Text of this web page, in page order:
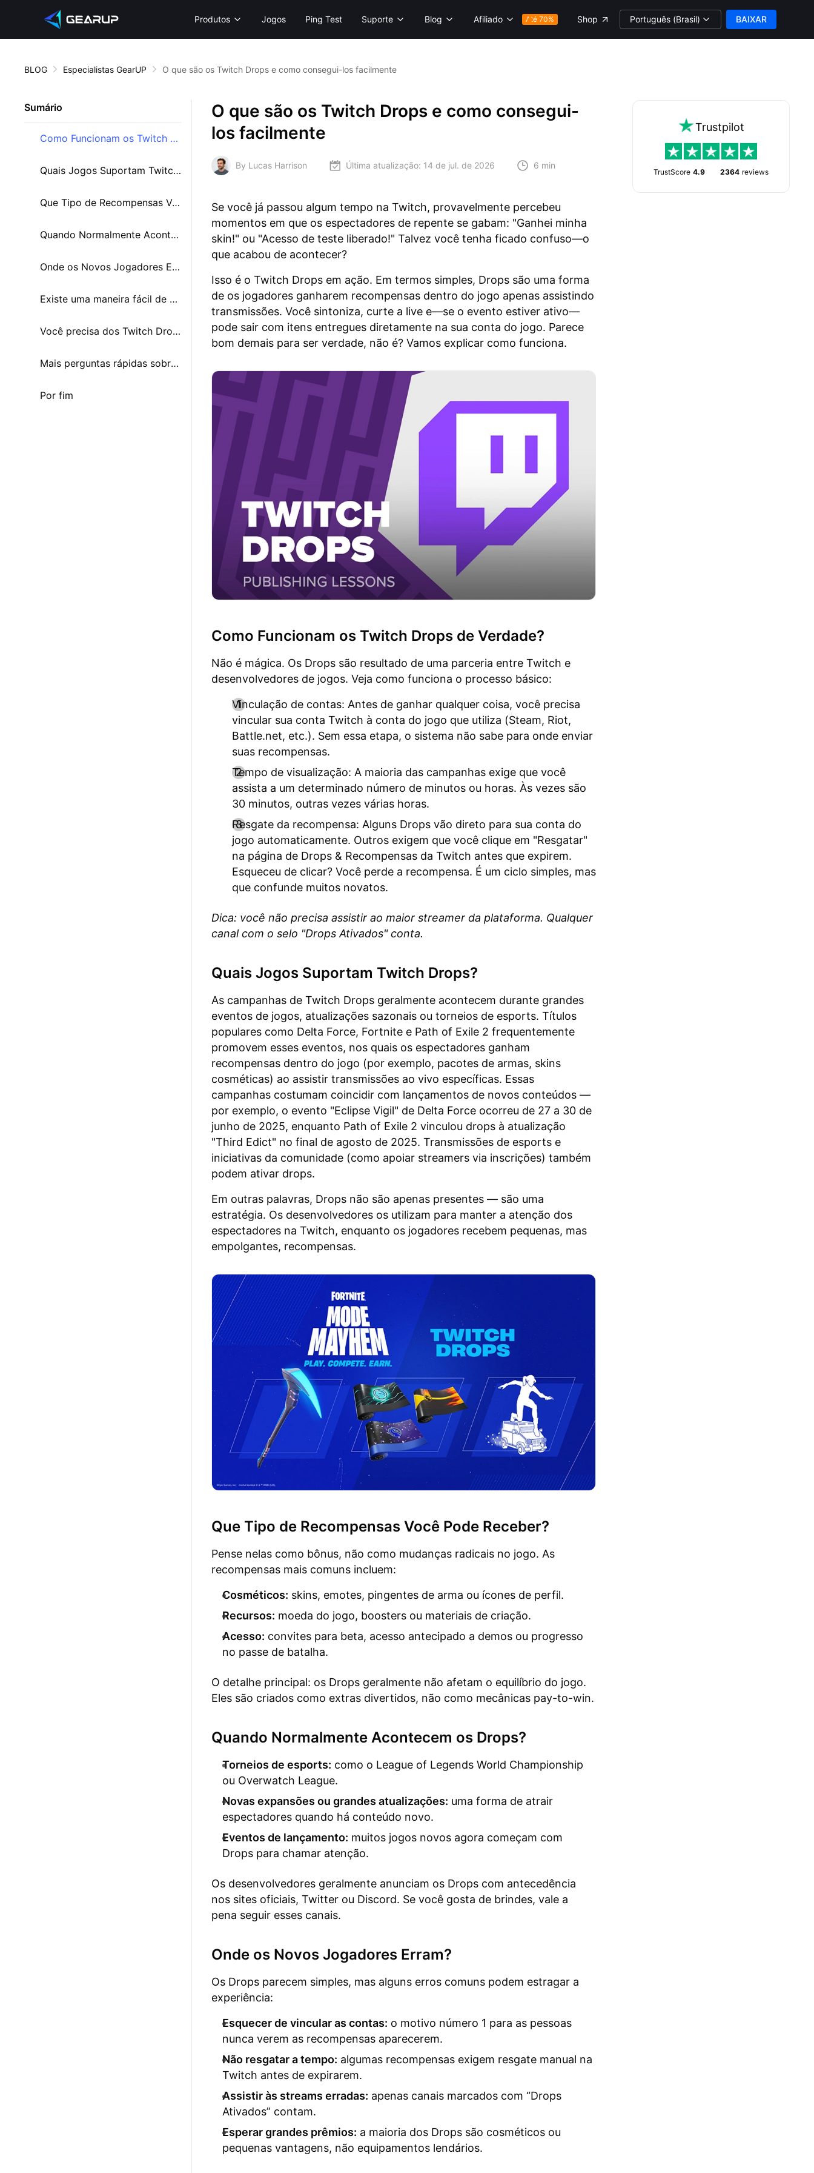
Produtos Jogos Ping Test Suporte Blog Afiliado Até 70% Shop Português (Brasil) BAIXAR
BLOG Especialistas GearUP O que são os Twitch Drops e como consegui-los facilmente
Sumário
Como Funcionam os Twitch Drops de Verdade?
Quais Jogos Suportam Twitch Drops?
Que Tipo de Recompensas Você Pode Receber?
Quando Normalmente Acontecem os Drops?
Onde os Novos Jogadores Erram?
Existe uma maneira fácil de conseguir Twitch Drops?
Você precisa dos Twitch Drops?
Mais perguntas rápidas sobre Twitch Drops
Por fim
O que são os Twitch Drops e como consegui-
los facilmente
By Lucas Harrison Última atualização: 14 de jul. de 2026 6 min
Se você já passou algum tempo na Twitch, provavelmente percebeu
momentos em que os espectadores de repente se gabam: "Ganhei minha
skin!" ou "Acesso de teste liberado!" Talvez você tenha ficado confuso—o
que acabou de acontecer?
Isso é o Twitch Drops em ação. Em termos simples, Drops são uma forma
de os jogadores ganharem recompensas dentro do jogo apenas assistindo
transmissões. Você sintoniza, curte a live e—se o evento estiver ativo—
pode sair com itens entregues diretamente na sua conta do jogo. Parece
bom demais para ser verdade, não é? Vamos explicar como funciona.
Como Funcionam os Twitch Drops de Verdade?
Não é mágica. Os Drops são resultado de uma parceria entre Twitch e
desenvolvedores de jogos. Veja como funciona o processo básico:
Vinculação de contas: Antes de ganhar qualquer coisa, você precisa
vincular sua conta Twitch à conta do jogo que utiliza (Steam, Riot,
Battle.net, etc.). Sem essa etapa, o sistema não sabe para onde enviar
suas recompensas.
Tempo de visualização: A maioria das campanhas exige que você
assista a um determinado número de minutos ou horas. Às vezes são
30 minutos, outras vezes várias horas.
Resgate da recompensa: Alguns Drops vão direto para sua conta do
jogo automaticamente. Outros exigem que você clique em "Resgatar"
na página de Drops & Recompensas da Twitch antes que expirem.
Esqueceu de clicar? Você perde a recompensa. É um ciclo simples, mas
que confunde muitos novatos.
Dica: você não precisa assistir ao maior streamer da plataforma. Qualquer
canal com o selo "Drops Ativados" conta.
Quais Jogos Suportam Twitch Drops?
As campanhas de Twitch Drops geralmente acontecem durante grandes
eventos de jogos, atualizações sazonais ou torneios de esports. Títulos
populares como Delta Force, Fortnite e Path of Exile 2 frequentemente
promovem esses eventos, nos quais os espectadores ganham
recompensas dentro do jogo (por exemplo, pacotes de armas, skins
cosméticas) ao assistir transmissões ao vivo específicas. Essas
campanhas costumam coincidir com lançamentos de novos conteúdos —
por exemplo, o evento "Eclipse Vigil" de Delta Force ocorreu de 27 a 30 de
junho de 2025, enquanto Path of Exile 2 vinculou drops à atualização
"Third Edict" no final de agosto de 2025. Transmissões de esports e
iniciativas da comunidade (como apoiar streamers via inscrições) também
podem ativar drops.
Em outras palavras, Drops não são apenas presentes — são uma
estratégia. Os desenvolvedores os utilizam para manter a atenção dos
espectadores na Twitch, enquanto os jogadores recebem pequenas, mas
empolgantes, recompensas.
Que Tipo de Recompensas Você Pode Receber?
Pense nelas como bônus, não como mudanças radicais no jogo. As
recompensas mais comuns incluem:
Cosméticos: skins, emotes, pingentes de arma ou ícones de perfil.
Recursos: moeda do jogo, boosters ou materiais de criação.
Acesso: convites para beta, acesso antecipado a demos ou progresso
no passe de batalha.
O detalhe principal: os Drops geralmente não afetam o equilíbrio do jogo.
Eles são criados como extras divertidos, não como mecânicas pay-to-win.
Quando Normalmente Acontecem os Drops?
Torneios de esports: como o League of Legends World Championship
ou Overwatch League.
Novas expansões ou grandes atualizações: uma forma de atrair
espectadores quando há conteúdo novo.
Eventos de lançamento: muitos jogos novos agora começam com
Drops para chamar atenção.
Os desenvolvedores geralmente anunciam os Drops com antecedência
nos sites oficiais, Twitter ou Discord. Se você gosta de brindes, vale a
pena seguir esses canais.
Onde os Novos Jogadores Erram?
Os Drops parecem simples, mas alguns erros comuns podem estragar a
experiência:
Esquecer de vincular as contas: o motivo número 1 para as pessoas
nunca verem as recompensas aparecerem.
Não resgatar a tempo: algumas recompensas exigem resgate manual na
Twitch antes de expirarem.
Assistir às streams erradas: apenas canais marcados com “Drops
Ativados” contam.
Esperar grandes prêmios: a maioria dos Drops são cosméticos ou
pequenas vantagens, não equipamentos lendários.
Trustpilot
TrustScore 4.9 2364 reviews